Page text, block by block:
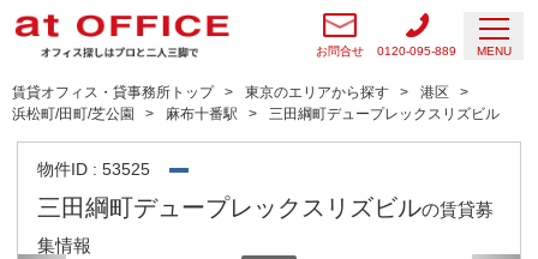
お問合せ 0120-095-889 MENU
賃貸オフィス・貸事務所トップ 東京のエリアから探す
港区
浜松町/田町/芝公園
麻布十番駅 三田綱町デュープレックスリズビル
物件ID : 53525
三田綱町デュープレックスリズビルの賃貸募
集情報